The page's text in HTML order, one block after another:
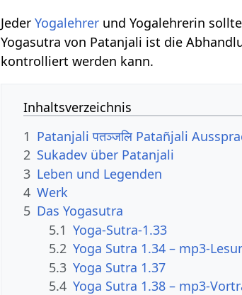
JederYogalehrer und Yogalehrerin
Yogasutra von Patanjali ist die
kontrolliert werden kann.
Inhaltsverzeichnis
1 Patanjali पतञ्जलि Patañjali
2 Sukadev über Patanjali
3 Leben und Legenden
4 Werk
5 Das Yogasutra
5.1 Yoga-Sutra-1.33
5.2 Yoga Sutra 1.34 – mp3-
5.3 Yoga Sutra 1.37
5.4 Yoga Sutra 1.38 – mp3-